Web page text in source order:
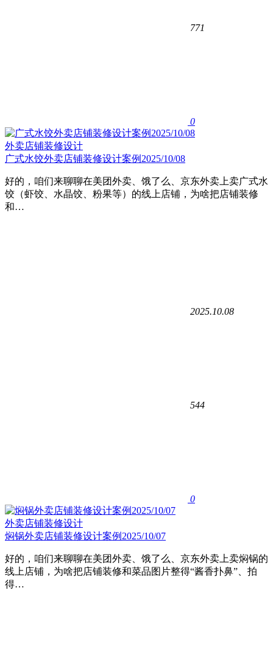
771
0
外卖店铺装修设计
广式水饺外卖店铺装修设计案例2025/10/08
好的，咱们来聊聊在美团外卖、饿了么、京东外卖上卖广式水
饺​（虾饺、水晶饺、粉果等）的线上店铺，为啥把店铺装修
和…
2025.10.08
544
0
外卖店铺装修设计
焖锅外卖店铺装修设计案例2025/10/07
好的，咱们来聊聊在美团外卖、饿了么、京东外卖上卖焖锅的
线上店铺，为啥把店铺装修和菜品图片整得“酱香扑鼻”、拍
得…